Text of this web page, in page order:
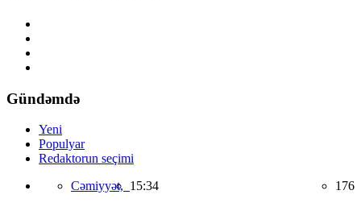
Gündəmdə
Yeni
Populyar
Redaktorun seçimi
Cəmiyyət, 15:34 176